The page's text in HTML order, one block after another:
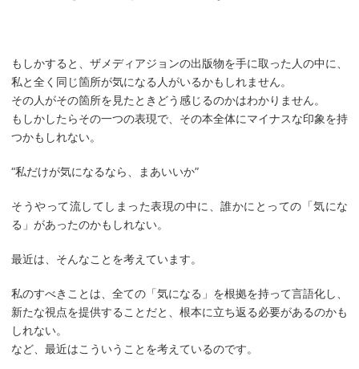
もしかすると、ザメディアジョンの出版物を手に取った人の中に、
私と全く同じ箇所が気になる人がいるかもしれません。
その人がその箇所を見たときどう感じるのかはわかりません。
もしかしたらその一つの表現で、その本全体にマイナスな印象を持
つかもしれない。
“私だけが気になるなら、まあいいか”
そうやって流してしまった表現の中に、誰かにとっての「気にな
る」があったのかもしれない。
最近は、そんなことを考えています。
私のすべきことは、全ての「気になる」を根拠を持って言語化し、
新たな視点を提供することだと、根本に立ち返る必要があるのかも
しれない。
など、最近はこういうことを考えているのです。